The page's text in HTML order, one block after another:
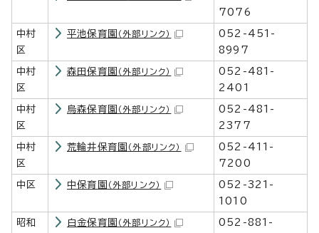
7076
中村
区
平池保育園 （外部リンク）
052-451-
8997
中村
区
森田保育園 （外部リンク）
052-481-
2401
中村
区
烏森保育園 （外部リンク）
052-481-
2377
中村
区
荒輪井保育園 （外部リンク）
052-411-
7200
中区 中保育園 （外部リンク）
052-321-
1010
昭和
白金保育園 （外部リンク）
052-881-